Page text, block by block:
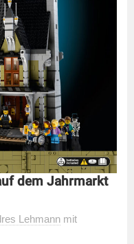
dem Jahrmarkt
Lehmann mit